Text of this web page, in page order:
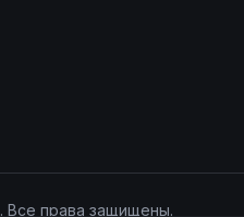
Все права защищены.